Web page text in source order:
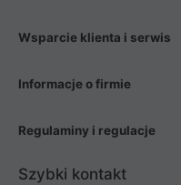
Wsparcie klienta i serwis
Informacje o firmie
Regulaminy i regulacje
Szybki kontakt